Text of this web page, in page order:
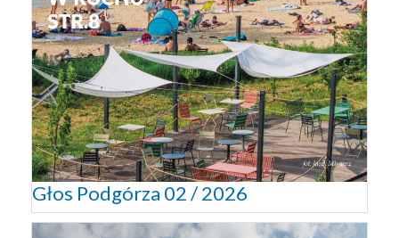
Głos Podgórza 02 / 2026